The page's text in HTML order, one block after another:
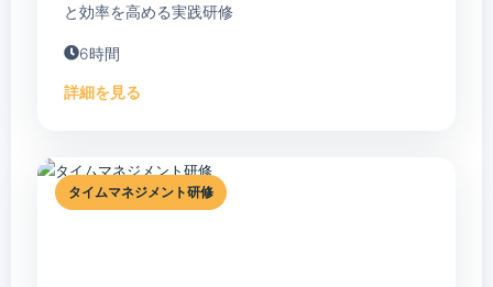
と効率を高める実践研修
6時間
詳細を見る
タイムマネジメント研修